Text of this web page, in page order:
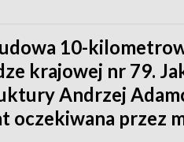
10-
krajowej nr 79.
Andrzej
oczekiwana przez